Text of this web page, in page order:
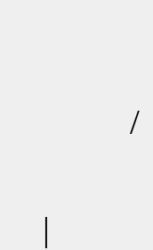
'^~
/
|
|